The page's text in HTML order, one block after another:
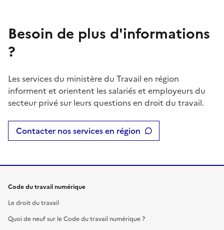
Besoin de plus d'informations
?
Les services du ministère du Travail en région
informent et orientent les salariés et employeurs du
secteur privé sur leurs questions en droit du travail.
Contacter nos services en région
Code du travail numérique
Le droit du travail
Quoi de neuf sur le Code du travail numérique ?